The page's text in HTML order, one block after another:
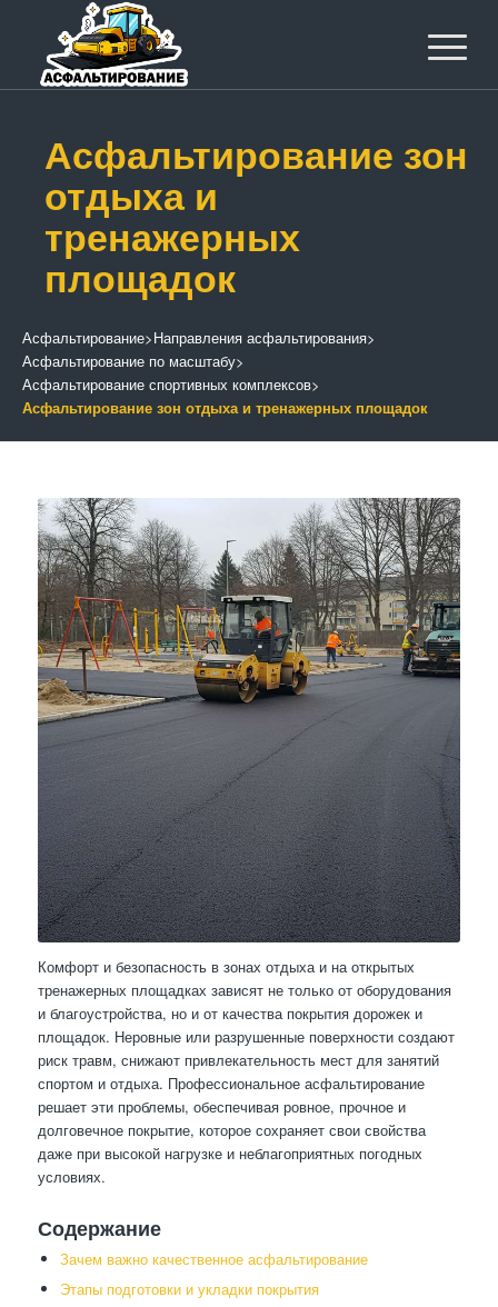
Асфальтирование зон
отдыха и
тренажерных
площадок
Асфальтирование>Направления асфальтирования>
Асфальтирование по масштабу>
Асфальтирование спортивных комплексов>
Асфальтирование зон отдыха и тренажерных площадок
Комфорт и безопасность в зонах отдыха и на открытых
тренажерных площадках зависят не только от оборудования
и благоустройства, но и от качества покрытия дорожек и
площадок. Неровные или разрушенные поверхности создают
риск травм, снижают привлекательность мест для занятий
спортом и отдыха. Профессиональное асфальтирование
решает эти проблемы, обеспечивая ровное, прочное и
долговечное покрытие, которое сохраняет свои свойства
даже при высокой нагрузке и неблагоприятных погодных
условиях.
Содержание
Зачем важно качественное асфальтирование
Этапы подготовки и укладки покрытия